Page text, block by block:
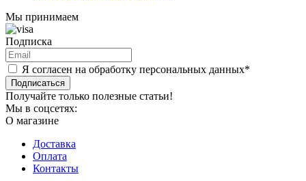
Мы принимаем
Подписка
Я согласен на обработку персональных данных*
Подписаться
Получайте только полезные статьи!
Мы в соцсетях:
О магазине
Доставка
Оплата
Контакты